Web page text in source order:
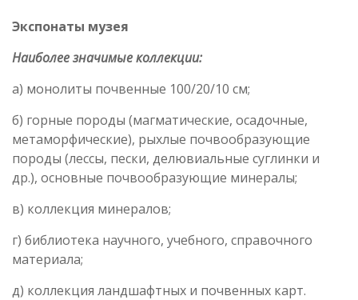
Экспонаты музея
Наиболее значимые коллекции:
а) монолиты почвенные 100/20/10 см;
б) горные породы (магматические, осадочные,
метаморфические), рыхлые почвообразующие
породы (лессы, пески, делювиальные суглинки и
др.), основные почвообразующие минералы;
в) коллекция минералов;
г) библиотека научного, учебного, справочного
материала;
д) коллекция ландшафтных и почвенных карт.